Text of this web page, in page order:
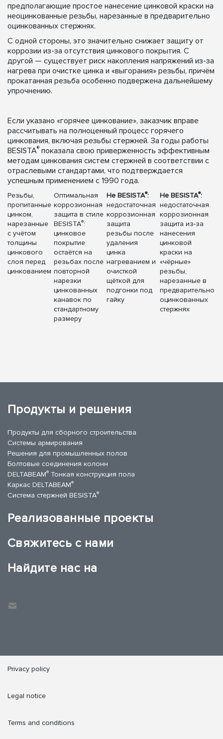
предполагающие простое нанесение цинковой краски на
неоцинкованные резьбы, нарезанные в предварительно
оцинкованных стержнях.
С одной стороны, это значительно снижает защиту от
коррозии из-за отсутствия цинкового покрытия. С
другой — существует риск накопления напряжений из-за
нагрева при очистке цинка и «выгорания» резьбы, причём
прокатанная резьба особенно подвержена дальнейшему
упрочнению.
Если указано «горячее цинкование», заказчик вправе
рассчитывать на полноценный процесс горячего
цинкования, включая резьбы стержней. За годы работы
BESISTA® показала свою приверженность эффективным
методам цинкования систем стержней в соответствии с
отраслевыми стандартами, что подтверждается
успешным применением с 1990 года.
Резьбы,
пропитанные
цинком,
нарезанные
с учётом
толщины
цинкового
слоя перед
цинкованием
Оптимальная
коррозионная
защита в стиле
BESISTA®:
цинковое
покрытие
остаётся на
резьбах после
повторной
нарезки
цинкованных
канавок по
стандартному
размеру
Не BESISTA®:
недостаточная
коррозионная
защита
резьбы после
удаления
цинка
нагреванием и
очисткой
щёткой для
подгонки под
гайку
Не BESISTA®:
недостаточная
коррозионная
защита из-за
нанесения
цинковой
краски на
«чёрные»
резьбы,
нарезанные в
предварительно
оцинкованных
стержнях
Продукты и решения
Продукты для сборного строительства
Системы армирования
Решения для промышленных полов
Болтовые соединения колонн
DELTABEAM® Тонкая конструкция пола
Каркас DELTABEAM®
Система стержней BESISTA®
Реализованные проекты
Свяжитесь с нами
Найдите нас на
Privacy policy
Legal notice
Terms and conditions